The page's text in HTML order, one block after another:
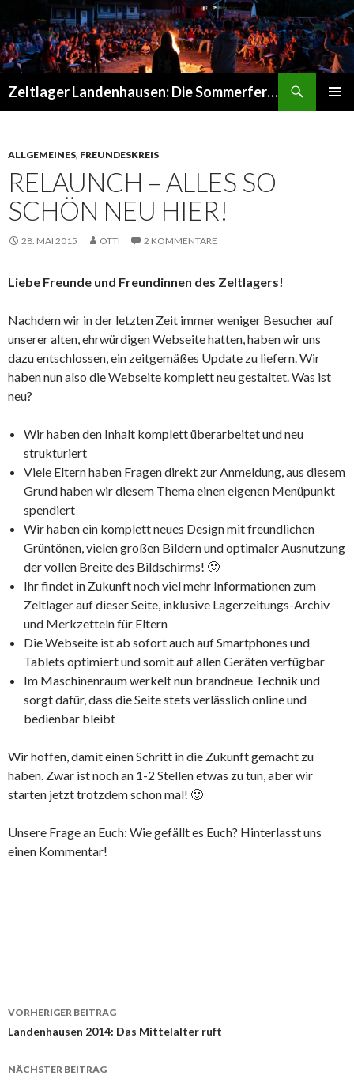
Zeltlager Landenhausen: Die Sommerferien Deines Lebens
ALLGEMEINES, FREUNDESKREIS
RELAUNCH – ALLES SO
SCHÖN NEU HIER!
28. MAI 2015 OTTI 2 KOMMENTARE
Liebe Freunde und Freundinnen des Zeltlagers!
Nachdem wir in der letzten Zeit immer weniger Besucher auf
unserer alten, ehrwürdigen Webseite hatten, haben wir uns
dazu entschlossen, ein zeitgemäßes Update zu liefern. Wir
haben nun also die Webseite komplett neu gestaltet. Was ist
neu?
Wir haben den Inhalt komplett überarbeitet und neu
strukturiert
Viele Eltern haben Fragen direkt zur Anmeldung, aus diesem
Grund haben wir diesem Thema einen eigenen Menüpunkt
spendiert
Wir haben ein komplett neues Design mit freundlichen
Grüntönen, vielen großen Bildern und optimaler Ausnutzung
der vollen Breite des Bildschirms! 🙂
Ihr findet in Zukunft noch viel mehr Informationen zum
Zeltlager auf dieser Seite, inklusive Lagerzeitungs-Archiv
und Merkzetteln für Eltern
Die Webseite ist ab sofort auch auf Smartphones und
Tablets optimiert und somit auf allen Geräten verfügbar
Im Maschinenraum werkelt nun brandneue Technik und
sorgt dafür, dass die Seite stets verlässlich online und
bedienbar bleibt
Wir hoffen, damit einen Schritt in die Zukunft gemacht zu
haben. Zwar ist noch an 1-2 Stellen etwas zu tun, aber wir
starten jetzt trotzdem schon mal! 🙂
Unsere Frage an Euch: Wie gefällt es Euch? Hinterlasst uns
einen Kommentar!
Beitrags-
Navigation
VORHERIGER BEITRAG
Landenhausen 2014: Das Mittelalter ruft
NÄCHSTER BEITRAG